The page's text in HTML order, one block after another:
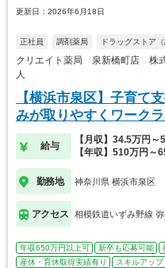
更新日：2026年6月18日
正社員 調剤薬局 ドラッグストア（
クリエイト薬局 泉新橋町店 株
人
【横浜市泉区】子育て
みが取りやすくワーク
給与
【月収】34.5万円～
【年収】510万円～
勤務地 神奈川県 横浜市泉区
アクセス 相模鉄道いずみ野線
年収650万円以上可 新卒も応募可能
産休・育休取得実績有り
スキルアップ